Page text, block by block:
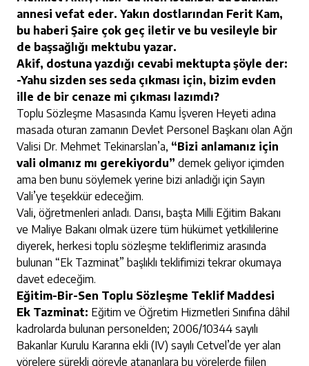
annesi vefat eder. Yakın dostlarından Ferit Kam,
bu haberi Şaire çok geç iletir ve bu vesileyle bir
de başsağlığı mektubu yazar.
Akif, dostuna yazdığı cevabi mektupta şöyle der:
-Yahu sizden ses seda çıkması için, bizim evden
ille de bir cenaze mi çıkması lazımdı?
Toplu Sözleşme Masasında Kamu İşveren Heyeti adına
masada oturan zamanın Devlet Personel Başkanı olan Ağrı
Valisi Dr. Mehmet Tekinarslan’a, “Bizi anlamanız için
vali olmanız mı gerekiyordu” demek geliyor içimden
ama ben bunu söylemek yerine bizi anladığı için Sayın
Vali’ye teşekkür edeceğim.
Vali, öğretmenleri anladı. Darısı, başta Milli Eğitim Bakanı
ve Maliye Bakanı olmak üzere tüm hükümet yetkililerine
diyerek, herkesi toplu sözleşme tekliflerimiz arasında
bulunan “Ek Tazminat” başlıklı teklifimizi tekrar okumaya
davet edeceğim.
Eğitim-Bir-Sen Toplu Sözleşme Teklif Maddesi
Ek Tazminat: Eğitim ve Öğretim Hizmetleri Sınıfına dâhil
kadrolarda bulunan personelden; 2006/10344 sayılı
Bakanlar Kurulu Kararına ekli (IV) sayılı Cetvel’de yer alan
yörelere sürekli görevle atananlara bu yörelerde fiilen